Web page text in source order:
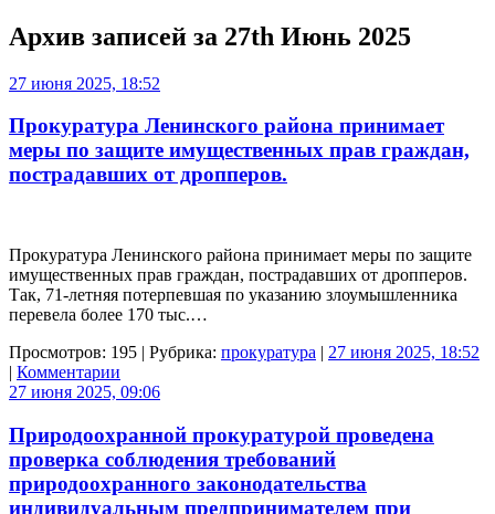
Архив записей за 27th Июнь 2025
27 июня 2025, 18:52
Прокуратура Ленинского района принимает
меры по защите имущественных прав граждан,
пострадавших от дропперов.
Прокуратура Ленинского района принимает меры по защите
имущественных прав граждан, пострадавших от дропперов.
Так, 71-летняя потерпевшая по указанию злоумышленника
перевела более 170 тыс.…
Просмотров: 195 | Рубрика: прокуратура | 27 июня 2025, 18:52
| Комментарии
27 июня 2025, 09:06
Природоохранной прокуратурой проведена
проверка соблюдения требований
природоохранного законодательства
индивидуальным предпринимателем при